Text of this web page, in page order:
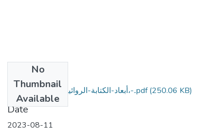
No
Thumbnail
Available
أبعاد-الكتابة-الروائية-عند-محمد-مفلاح،-..pdf(250.06 KB)
Date
2023-08-11